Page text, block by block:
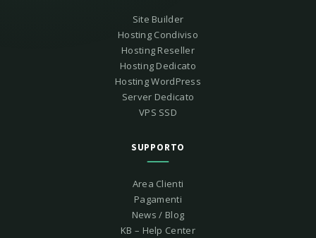
Site Builder
Hosting Condiviso
Hosting Reseller
Hosting Dedicato
Hosting WordPress
Server Dedicato
VPS SSD
SUPPORTO
Area Clienti
Pagamenti
News / Blog
KB – Help Center